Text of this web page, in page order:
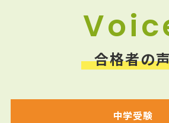
合格者の
中学受験